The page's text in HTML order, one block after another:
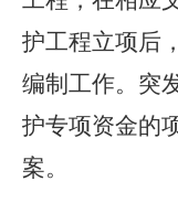
护工程立项后
编制工作。突
护专项资金的
案。